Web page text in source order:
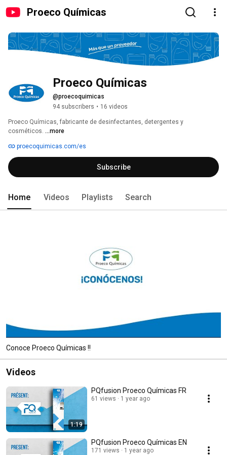
Proeco Químicas
Proeco Químicas
@proecoquimicas
94 subscribers • 16 videos
Proeco Químicas, fabricante de desinfectantes, detergentes y
cosméticos. ...more
proecoquimicas.com/es
Subscribe
Home Videos Playlists Search
Conoce Proeco Químicas !!
Videos
1:19
PQfusion Proeco Químicas FR
61 views 1 year ago
PQfusion Proeco Químicas EN
171 views 1 year ago